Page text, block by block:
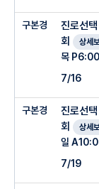
구본경
진로선
회
상세
목
7/16
구본경
진로선
회
상세
일
7/19